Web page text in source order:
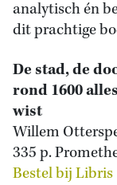
analytisch én
dit prachtige
De stad, de
rond 1600
wist
Willem
335 p.
Bestel bij Libris